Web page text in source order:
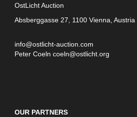
OstLicht Auction
Absberggasse 27, 1100 Vienna, Austria
info@ostlicht-auction.com
Peter Coeln coeln@ostlicht.org
OUR PARTNERS